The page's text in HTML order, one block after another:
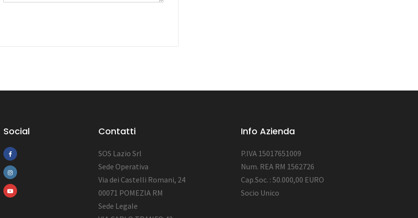
Social Contatti
SOS Lazio Srl
Sede Operativa
Via dei Castelli Romani, 24
00071 POMEZIA RM
Sede Legale
Info Azienda
P.IVA 15017651009
Num. REA RM 1562726
Cap.Soc. : 50.000,00 EURO
Socio Unico